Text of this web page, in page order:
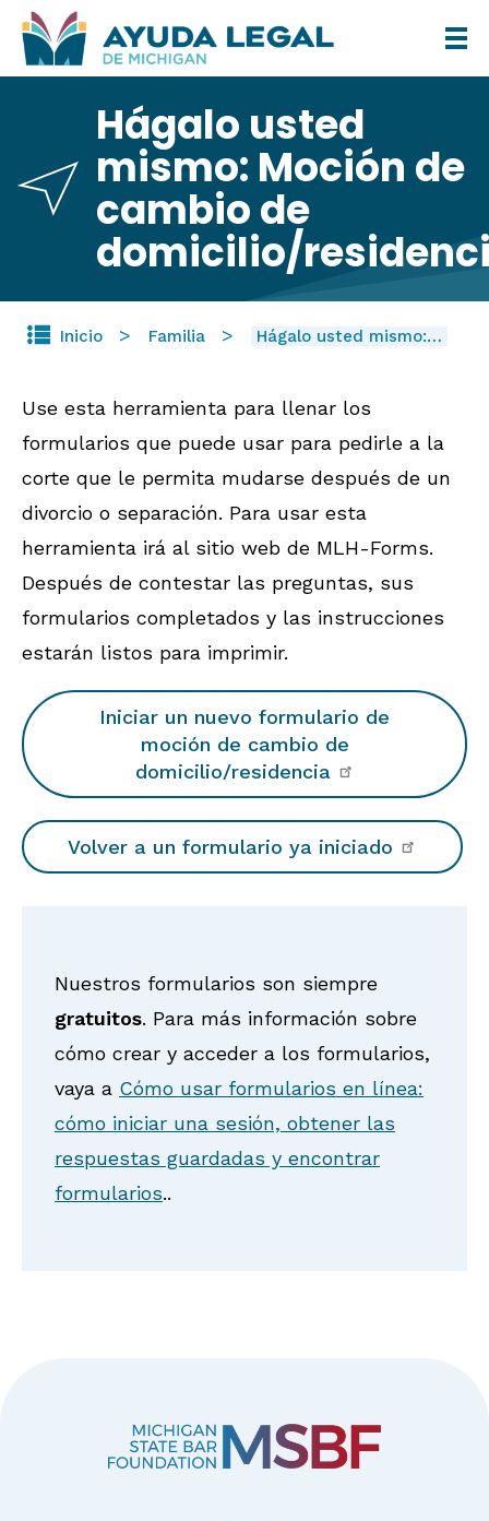
Pasar
al
Hágalo usted
mismo: Moción de
cambio de
domicilio/
Inicio Familia Hágalo usted mismo:…
Use esta herramienta para llenar los
formularios que puede usar para pedirle a la
corte que le permita mudarse después de un
divorcio o separación. Para usar esta
herramienta irá al sitio web de MLH-Forms.
Después de contestar las preguntas, sus
formularios completados y las instrucciones
estarán listos para imprimir.
Iniciar un nuevo formulario de
moción de cambio de
domicilio/residencia
Volver a un formulario ya iniciado
Nuestros formularios son siempre
gratuitos. Para más información sobre
cómo crear y acceder a los formularios,
vaya a Cómo usar formularios en línea:
cómo iniciar una sesión, obtener las
respuestas guardadas y encontrar
formularios..